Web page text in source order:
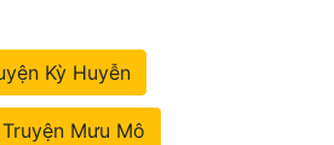
Kỳ Huyễn
Truyện Mưu Mô